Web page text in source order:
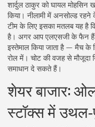
शार्दुल ठाकुर को घायल
किया। नीलामी में अनसोल्ड
टीम के लिए इसका मतलब यह है
है। अगर आप एलएसजी के फैन हैं
इस्तेमाल किया जाता है — मैच के
रोल में। चोट की वजह से मौजूदा
समाधान दे सकते हैं।
शेयर बाजार:
स्टॉक्स में